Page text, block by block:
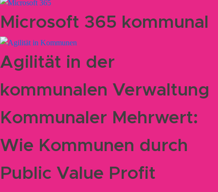
Microsoft 365 kommunal
Agilität in der
kommunalen Verwaltung
Kommunaler Mehrwert:
Wie Kommunen durch
Public Value Profit